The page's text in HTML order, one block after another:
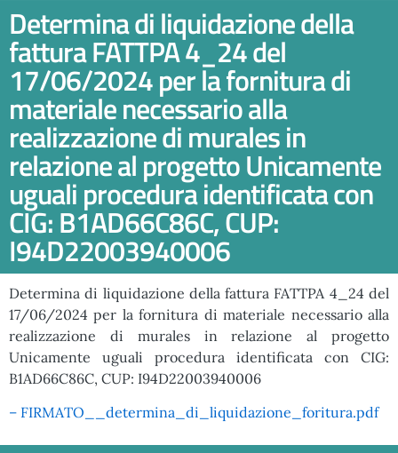
Determina di liquidazione della
fattura FATTPA 4_24 del
17/06/2024 per la fornitura di
materiale necessario alla
realizzazione di murales in
relazione al progetto Unicamente
uguali procedura identificata con
CIG: B1AD66C86C, CUP:
I94D22003940006
Determina di liquidazione della fattura FATTPA 4_24 del
17/06/2024 per la fornitura di materiale necessario alla
realizzazione di murales in relazione al progetto
Unicamente uguali procedura identificata con CIG:
B1AD66C86C, CUP: I94D22003940006
– FIRMATO__determina_di_liquidazione_foritura.pdf